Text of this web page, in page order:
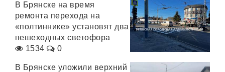
В Брянске на время
ремонта перехода на
«полтиннике» установят два
пешеходных светофора
1534
0
В Брянске уложили верхний